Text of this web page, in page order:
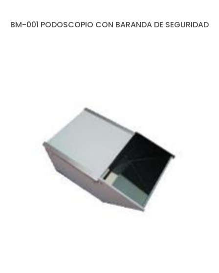
BM-001 PODOSCOPIO CON BARANDA DE SEGURIDAD